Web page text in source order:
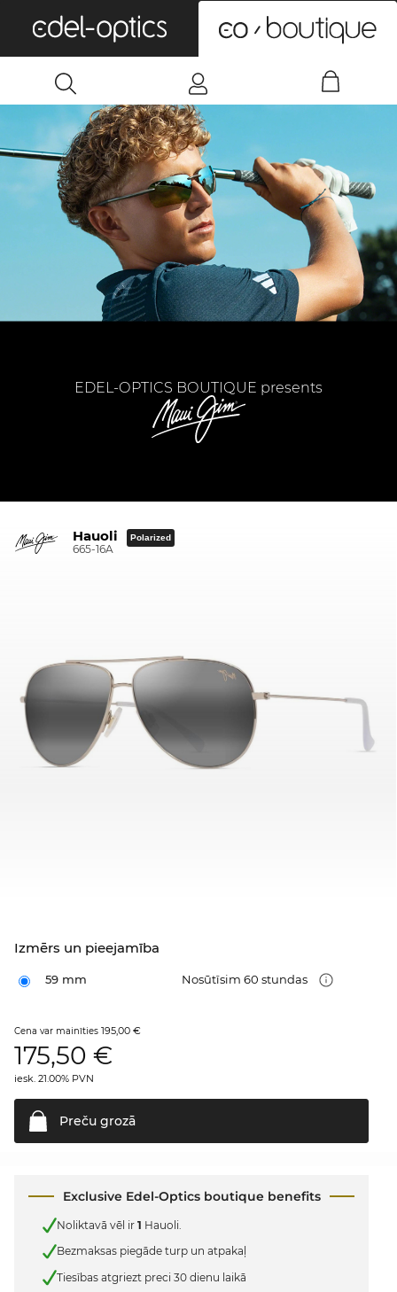
EDEL-OPTICS BOUTIQUE presents
Hauoli
665-16A
Polarized
Izmērs un pieejamība
59 mm Nosūtīsim 60 stundas
Cena var mainīties 195,00 €
175,50 €
iesk. 21.00% PVN
Preču grozā
Exclusive Edel-Optics boutique benefits
Noliktavā vēl ir 1 Hauoli.
Bezmaksas piegāde turp un atpakaļ
Tiesības atgriezt preci 30 dienu laikā